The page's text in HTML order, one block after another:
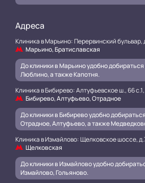
Адреса
Клиника в Марьино: Перервинский бульвар,
Марьино, Братиславская
До клиники в Марьино удобно
Люблино, а также Капотня.
Клиника в Бибирево: Алтуфьевское ш., 66 с.1,
Бибирево, Алтуфьево, Отрадное
До клиники в Бибирево удобно
Отрадное, Алтуфьево, а также
Клиника в Измайлово: Щелковское шоссе,
Щелковская
До клиники в Измайлово удобно
Измайлово, Гольяново.